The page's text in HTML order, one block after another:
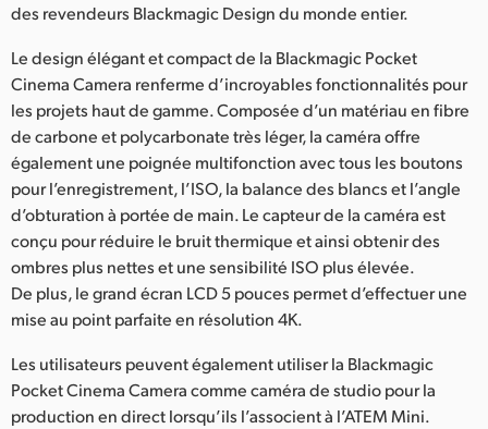
Portugal
South Africa
Spain
Sweden
Chinese Taipei
Turkey
des revendeurs Blackmagic Design du monde entier.
Le design élégant et compact de la Blackmagic Pocket
Cinema Camera renferme d’incroyables fonctionnalités pour
les projets haut de gamme. Composée d’un matériau en fibre
de carbone et polycarbonate très léger, la caméra offre
également une poignée multifonction avec tous les boutons
pour l’enregistrement, l’ISO, la balance des blancs et l’angle
d’obturation à portée de main. Le capteur de la caméra est
conçu pour réduire le bruit thermique et ainsi obtenir des
ombres plus nettes et une sensibilité ISO plus élevée.
De plus, le grand écran LCD 5 pouces permet d’effectuer une
mise au point parfaite en résolution 4K.
Les utilisateurs peuvent également utiliser la Blackmagic
Pocket Cinema Camera comme caméra de studio pour la
production en direct lorsqu’ils l’associent à l’ATEM Mini.